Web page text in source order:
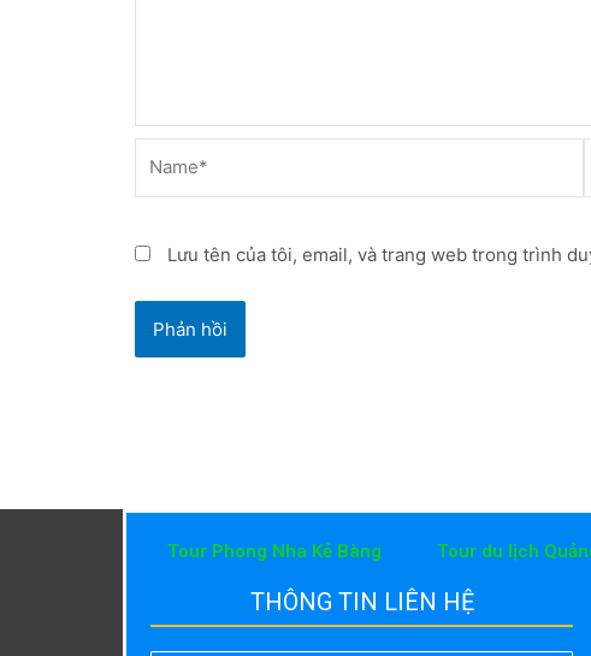
Lưu tên của tôi, email, và trang web trong trình
Tour Phong Nha Kẻ Bàng Tour du lịch
THÔNG TIN LIÊN HỆ